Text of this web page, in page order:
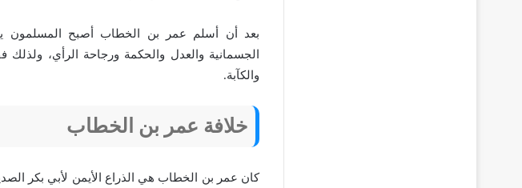
بعد أن أسلم عمر بن الخطاب أصبح المسلمون
الجسمانية والعدل والحكمة ورجاحة الرأي،
والكآبة.
خلافة عمر بن الخطاب
كان عمر بن الخطاب هي الذراع الأيمن لأبي بكر